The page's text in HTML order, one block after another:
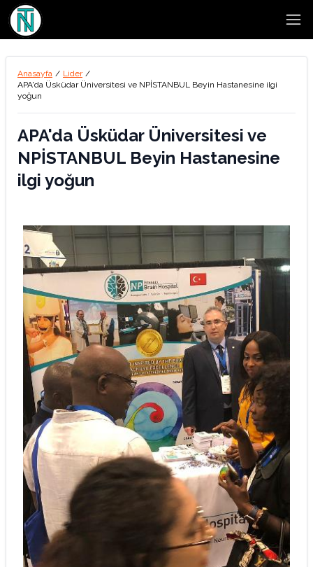
Anasayfa / Lider /
APA'da Üsküdar Üniversitesi ve NPİSTANBUL Beyin Hastanesine ilgi
yoğun
APA'da Üsküdar Üniversitesi ve
NPİSTANBUL Beyin Hastanesine
ilgi yoğun